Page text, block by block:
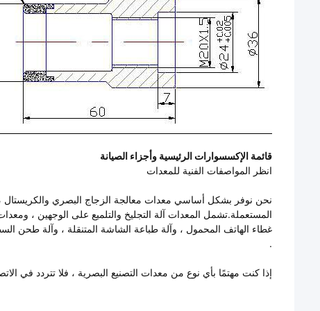
قائمة الإكسسوارات الرئيسية وأجزاء الصيانة
انظر المواصفات الفنية للمعدات
نحن نوفر بشكل أساسي معدات معالجة الزجاج البصري والكريستال ،
المستعملة.تشمل المعدات آلة التجليخ والتلميع على الوجهين ،
غطاء الهاتف المحمول ، وآلة طباعة الشاشة المتنقلة ، وآلة طحن
.
إذا كنت مهتمًا بأي نوع من معدات التصنيع البصرية ، فلا تتردد في